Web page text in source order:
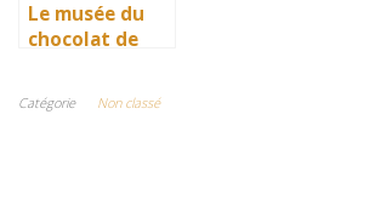
Le musée du
chocolat de
vivante des
Catégorie Non classé